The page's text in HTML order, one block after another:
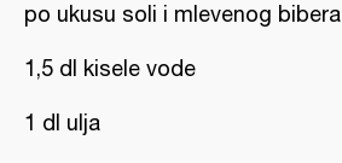
po ukusu soli i mlevenog bibera
1,5 dl kisele vode
1 dl ulja